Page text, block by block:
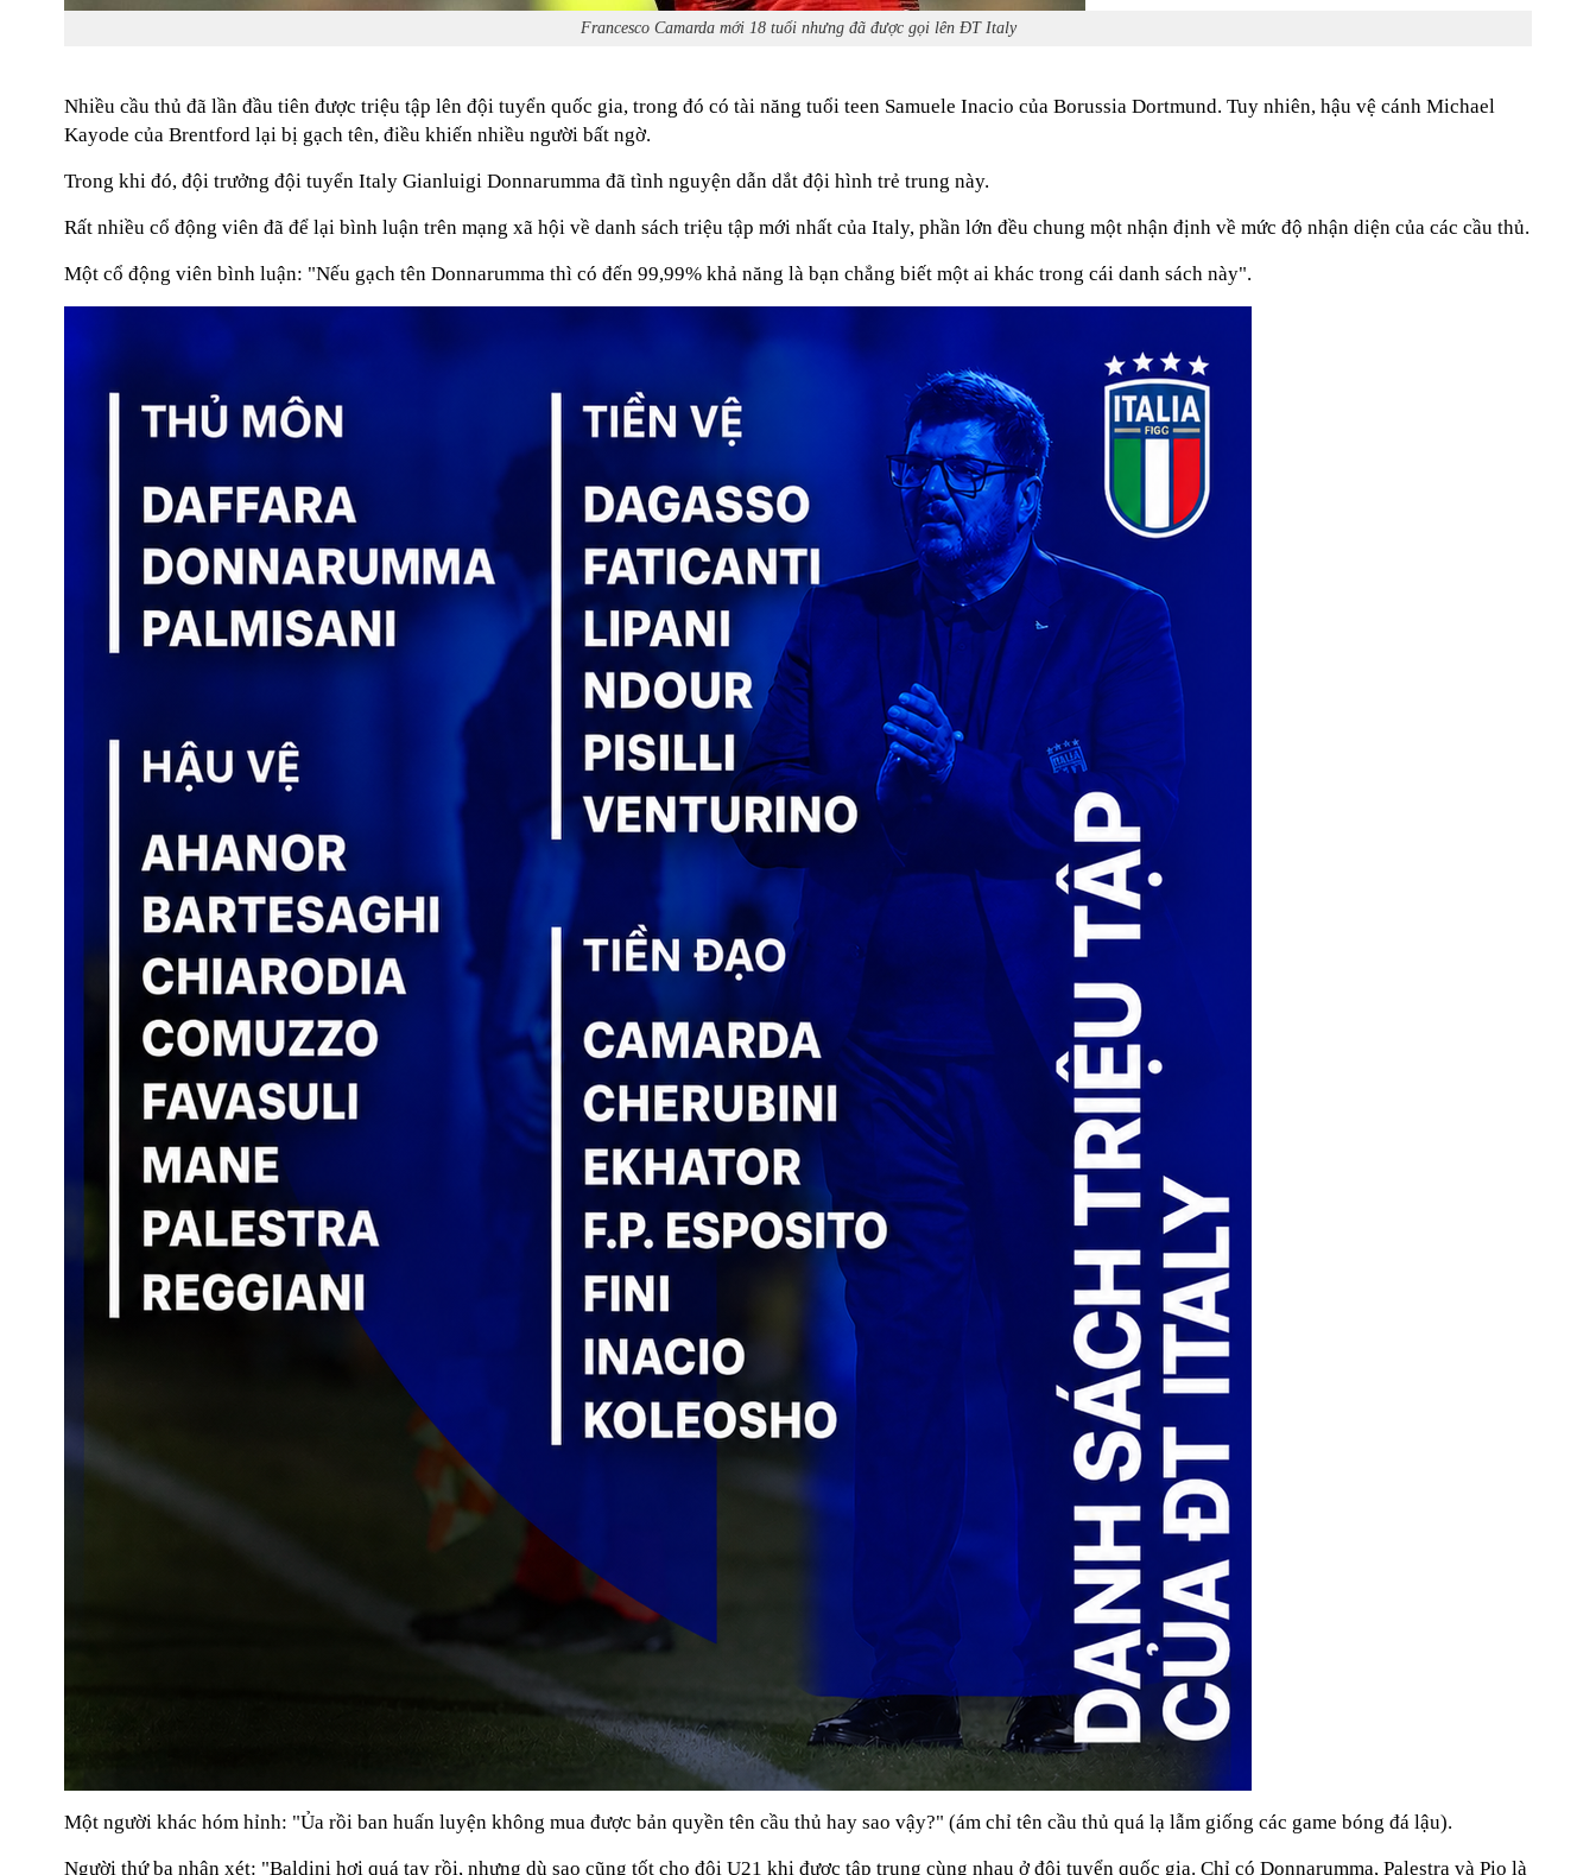
Francesco Camarda mới 18 tuổi nhưng đã được gọi lên ĐT Italy
Nhiều cầu thủ đã lần đầu tiên được triệu tập lên đội tuyển quốc gia, trong đó có tài năng tuổi teen Samuele Inacio của Borussia Dortmund. Tuy nhiên, hậu vệ cánh Michael
Kayode của Brentford lại bị gạch tên, điều khiến nhiều người bất ngờ.
Trong khi đó, đội trưởng đội tuyển Italy Gianluigi Donnarumma đã tình nguyện dẫn dắt đội hình trẻ trung này.
Rất nhiều cổ động viên đã để lại bình luận trên mạng xã hội về danh sách triệu tập mới nhất của Italy, phần lớn đều chung một nhận định về mức độ nhận diện của các cầu thủ.
Một cổ động viên bình luận: "Nếu gạch tên Donnarumma thì có đến 99,99% khả năng là bạn chẳng biết một ai khác trong cái danh sách này".
Một người khác hóm hỉnh: "Ủa rồi ban huấn luyện không mua được bản quyền tên cầu thủ hay sao vậy?" (ám chỉ tên cầu thủ quá lạ lẫm giống các game bóng đá lậu).
Người thứ ba nhận xét: "Baldini hơi quá tay rồi, nhưng dù sao cũng tốt cho đội U21 khi được tập trung cùng nhau ở đội tuyển quốc gia. Chỉ có Donnarumma, Palestra và Pio là